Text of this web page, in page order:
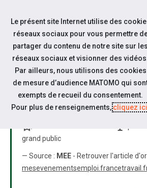
Aller au contenu
LE SERVICE CIVIQUE
DEVENEZ
bookmarks nest_cam_indoor
grand public
— Source : MEE - Retrouver l'article
Le présent site Internet utilise des
réseaux sociaux pour vous permettre
partager du contenu de notre site sur les
réseaux sociaux et visionner des
Par ailleurs, nous utilisons des cookies
de mesure d’audience MATOMO qui
exempts de recueil du consentement.
Pour plus de renseignements,cliquez ici